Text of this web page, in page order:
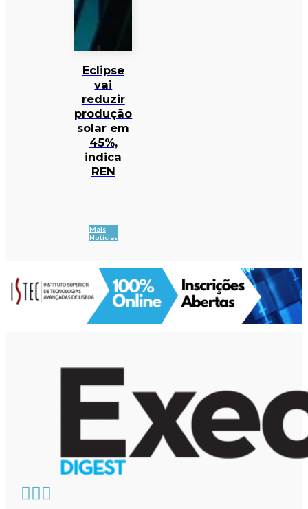
Eclipse
vai
reduzir
produção
solar em
45%,
indica
REN
Mais
Notícias